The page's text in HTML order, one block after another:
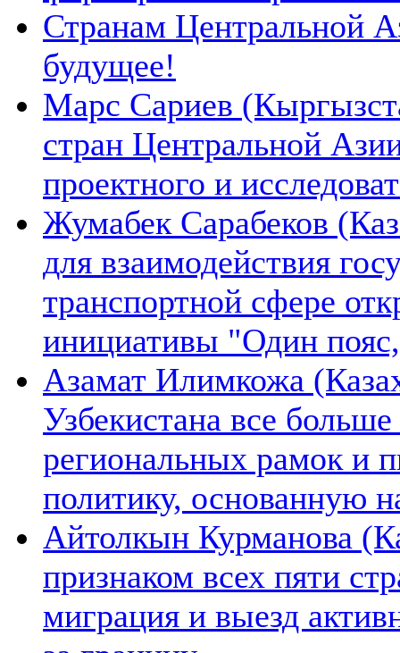
Странам Центральной
будущее!
Марс Сариев
стран Центральной
проектного и
Жумабек Сарабеков
для взаимодействия
транспортной сфере
инициативы "Один
Азамат Илимкожа
Узбекистана все
региональных рамок и
политику, основанную
Айтолкын Курманова
признаком всех пяти
миграция и выезд